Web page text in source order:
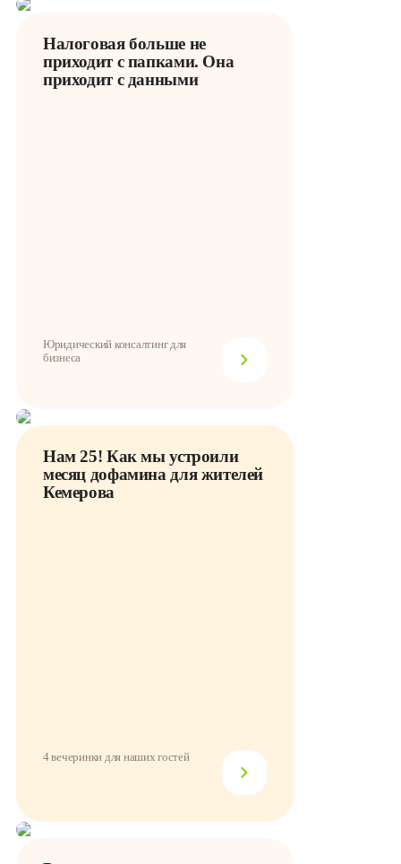
Налоговая больше не
приходит с папками. Она
приходит с данными
Юридический консалтинг для
бизнеса
Нам 25! Как мы устроили
месяц дофамина для жителей
Кемерова
4 вечеринки для наших гостей